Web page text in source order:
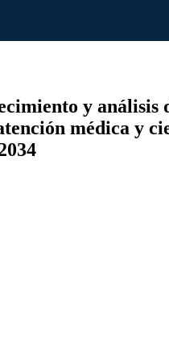
y análisis
médica y